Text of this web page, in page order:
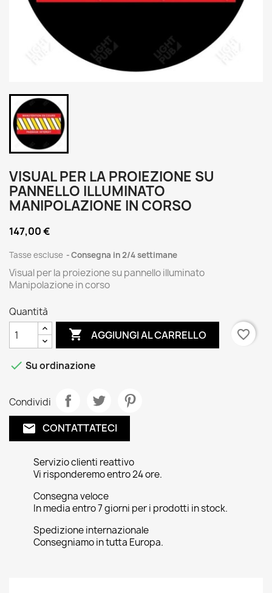
VISUAL PER LA PROIEZIONE SU
PANNELLO ILLUMINATO
MANIPOLAZIONE IN CORSO
147,00 €
Tasse escluse Consegna in 2/4 settimane
Visual per la proiezione su pannello illuminato
Manipolazione in corso
Quantità
 AGGIUNGI AL CARRELLO favorite_border
 Su ordinazione
Condividi
email CONTATTATECI
Servizio clienti reattivo
Vi risponderemo entro 24 ore.
Consegna veloce
In media entro 7 giorni per i prodotti in stock.
Spedizione internazionale
Consegniamo in tutta Europa.